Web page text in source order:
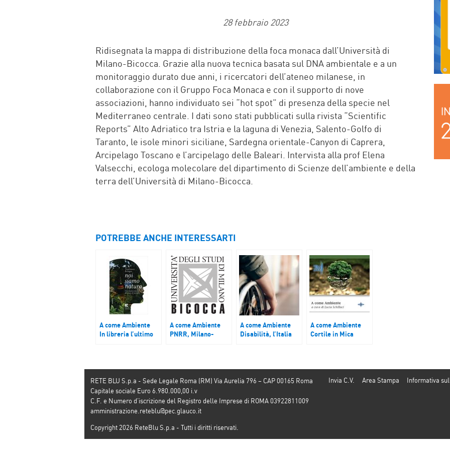
28 febbraio 2023
Ridisegnata la mappa di distribuzione della foca monaca dall’Università di
Milano-Bicocca. Grazie alla nuova tecnica basata sul DNA ambientale e a un
monitoraggio durato due anni, i ricercatori dell’ateneo milanese, in
collaborazione con il Gruppo Foca Monaca e con il supporto di nove
associazioni, hanno individuato sei “hot spot” di presenza della specie nel
Mediterraneo centrale. I dati sono stati pubblicati sulla rivista “Scientific
Reports” Alto Adriatico tra Istria e la laguna di Venezia, Salento-Golfo di
Taranto, le isole minori siciliane, Sardegna orientale-Canyon di Caprera,
Arcipelago Toscano e l’arcipelago delle Baleari. Intervista alla prof Elena
Valsecchi, ecologa molecolare del dipartimento di Scienze dell’ambiente e della
terra dell’Università di Milano-Bicocca.
POTREBBE ANCHE INTERESSARTI
A come Ambiente
In libreria l’ultimo
A come Ambiente
PNRR, Milano-
Patrimonio
immateriale
A come Ambiente
Disabilità, l’Italia
A come Ambiente
Cortile in Mica
Invia C.V. Area Stampa Informativa
RETE BLU S.p.a - Sede Legale Roma (RM) Via Aurelia 796 – CAP 00165 Roma
Capitale sociale Euro 6.980.000,00 i.v
C.F. e Numero d’iscrizione del Registro delle Imprese di ROMA 03922811009
amministrazione.reteblu@pec.glauco.it
Copyright 2026 ReteBlu S.p.a - Tutti i diritti riservati.